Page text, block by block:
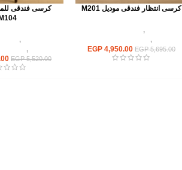
كرسى انتظار فندقى موديل M201
كراسى,
وكافيهات,
EGP5,695.00
EGP 4,950.00
كرسى فندقى
M104
كراسى,
وكافيهات,
EGP5,520.00